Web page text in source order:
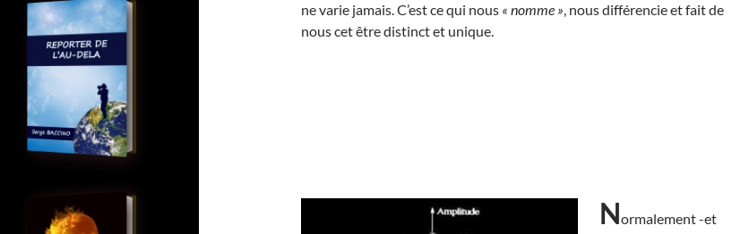
ne varie jamais. C’est ce qui nous « nomme », nous différencie et fait de
nous cet être distinct et unique.
Normalement -et